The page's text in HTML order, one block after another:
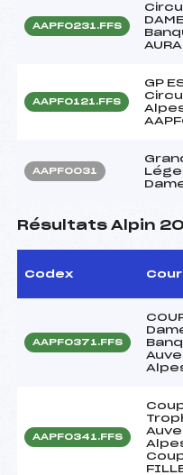
AAPF0231.FFS
AURA
AAPF0121.FFS
GP
AAPF0031
Résultats Alpin
Codex
AAPF0371.FFS
AAPF0341.FFS